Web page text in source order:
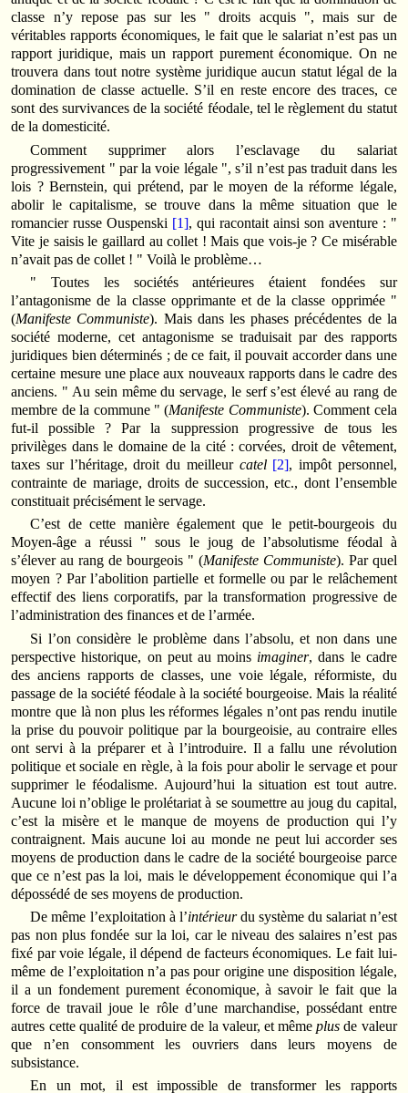
classe n’y repose pas sur les " droits acquis ", mais sur de
véritables rapports économiques, le fait que le salariat n’est pas un
rapport juridique, mais un rapport purement économique. On ne
trouvera dans tout notre système juridique aucun statut légal de la
domination de classe actuelle. S’il en reste encore des traces, ce
sont des survivances de la société féodale, tel le règlement du statut
de la domesticité.
Comment supprimer alors l’esclavage du salariat
progressivement " par la voie légale ", s’il n’est pas traduit dans les
lois ? Bernstein, qui prétend, par le moyen de la réforme légale,
abolir le capitalisme, se trouve dans la même situation que le
romancier russe Ouspenski [1], qui racontait ainsi son aventure : "
Vite je saisis le gaillard au collet ! Mais que vois-je ? Ce misérable
n’avait pas de collet ! " Voilà le problème…
" Toutes les sociétés antérieures étaient fondées sur
l’antagonisme de la classe opprimante et de la classe opprimée "
(Manifeste Communiste). Mais dans les phases précédentes de la
société moderne, cet antagonisme se traduisait par des rapports
juridiques bien déterminés ; de ce fait, il pouvait accorder dans une
certaine mesure une place aux nouveaux rapports dans le cadre des
anciens. " Au sein même du servage, le serf s’est élevé au rang de
membre de la commune " (Manifeste Communiste). Comment cela
fut-il possible ? Par la suppression progressive de tous les
privilèges dans le domaine de la cité : corvées, droit de vêtement,
taxes sur l’héritage, droit du meilleur catel [2], impôt personnel,
contrainte de mariage, droits de succession, etc., dont l’ensemble
constituait précisément le servage.
C’est de cette manière également que le petit-bourgeois du
Moyen-âge a réussi " sous le joug de l’absolutisme féodal à
s’élever au rang de bourgeois " (Manifeste Communiste). Par quel
moyen ? Par l’abolition partielle et formelle ou par le relâchement
effectif des liens corporatifs, par la transformation progressive de
l’administration des finances et de l’armée.
Si l’on considère le problème dans l’absolu, et non dans une
perspective historique, on peut au moins imaginer, dans le cadre
des anciens rapports de classes, une voie légale, réformiste, du
passage de la société féodale à la société bourgeoise. Mais la réalité
montre que là non plus les réformes légales n’ont pas rendu inutile
la prise du pouvoir politique par la bourgeoisie, au contraire elles
ont servi à la préparer et à l’introduire. Il a fallu une révolution
politique et sociale en règle, à la fois pour abolir le servage et pour
supprimer le féodalisme. Aujourd’hui la situation est tout autre.
Aucune loi n’oblige le prolétariat à se soumettre au joug du capital,
c’est la misère et le manque de moyens de production qui l’y
contraignent. Mais aucune loi au monde ne peut lui accorder ses
moyens de production dans le cadre de la société bourgeoise parce
que ce n’est pas la loi, mais le développement économique qui l’a
dépossédé de ses moyens de production.
De même l’exploitation à l’intérieurdu système du salariat n’est
pas non plus fondée sur la loi, car le niveau des salaires n’est pas
fixé par voie légale, il dépend de facteurs économiques. Le fait lui-
même de l’exploitation n’a pas pour origine une disposition légale,
il a un fondement purement économique, à savoir le fait que la
force de travail joue le rôle d’une marchandise, possédant entre
autres cette qualité de produire de la valeur, et mêmeplus de valeur
que n’en consomment les ouvriers dans leurs moyens de
subsistance.
En un mot, il est impossible de transformer les rapports